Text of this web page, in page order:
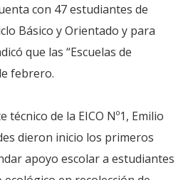
con 47 estudiantes de
Básico y Orientado y para
que las “Escuelas de
febrero.
de la EICO Nº1, Emilio
dieron inicio los primeros
apoyo escolar a estudiantes